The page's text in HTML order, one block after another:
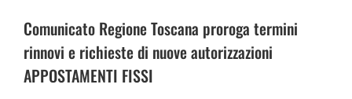
Comunicato Regione Toscana proroga termini
rinnovi e richieste di nuove autorizzazioni
APPOSTAMENTI FISSI